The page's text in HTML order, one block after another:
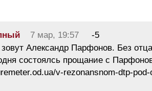
7 мар, 19:57
-5
Александр Парфонов. Без
состоялсь прощание с
v-rezonansnom-dtp-